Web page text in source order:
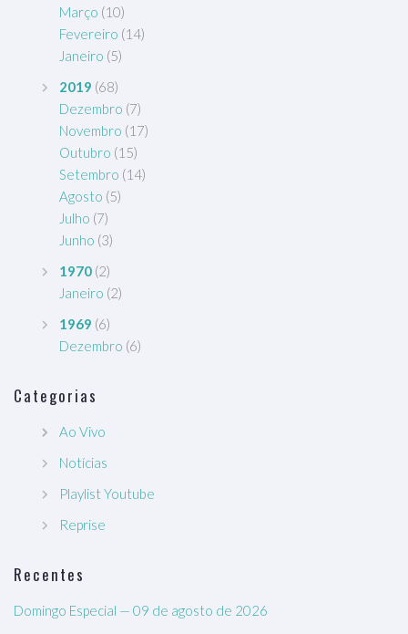
Março (10)
Fevereiro (14)
Janeiro (5)
2019 (68)
Dezembro (7)
Novembro (17)
Outubro (15)
Setembro (14)
Agosto (5)
Julho (7)
Junho (3)
1970 (2)
Janeiro (2)
1969 (6)
Dezembro (6)
Categorias
Ao Vivo
Notícias
Playlist Youtube
Reprise
Recentes
Domingo Especial — 09 de agosto de 2026